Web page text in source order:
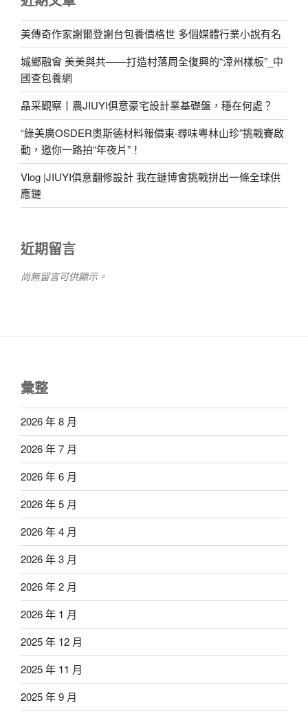
美傳奇作家謝爾登謝台包養價格世 多個媒體行業小說有名
城鄉融會 美美與共——打造村落周全復興的“漳州樣板”_中
國查包養網
晶采觀察丨農JIUYI俱意豪宅設計業基礎盤，穩在何處？
“綠美廣OSDER奧斯德材料報價東·尋味粵林山珍”挑戰賽啟
動，邀你一路拍“年夜片”！
Vlog |JIUYI俱意翻修設計 我在鏈博會挑戰拼出一條全球供
應鏈
近期留言
尚無留言可供顯示。
彙整
2026 年 8 月
2026 年 7 月
2026 年 6 月
2026 年 5 月
2026 年 4 月
2026 年 3 月
2026 年 2 月
2026 年 1 月
2025 年 12 月
2025 年 11 月
2025 年 9 月